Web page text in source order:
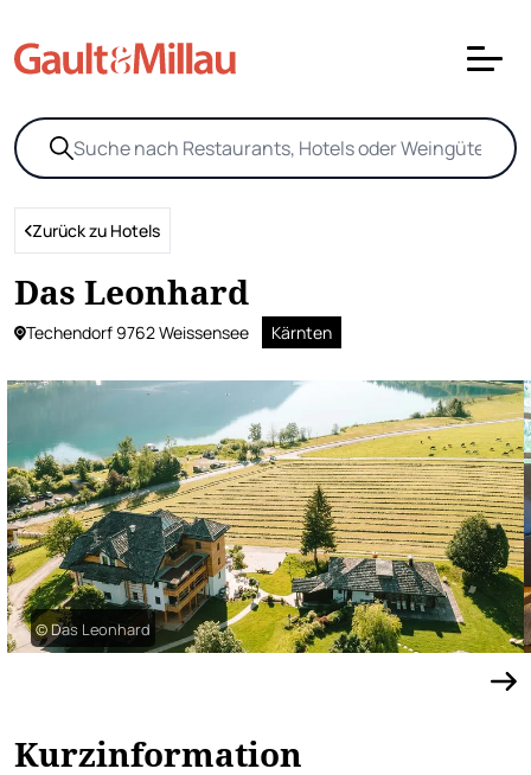
Zurück zu Hotels
Das Leonhard
Techendorf 9762 Weissensee Kärnten
© Das Leonhard
Kurzinformation